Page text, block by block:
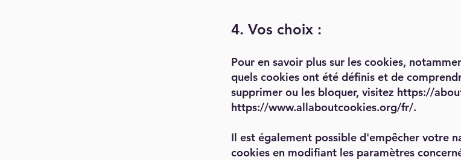
4. Vos choix :
Pour en savoir plus sur les cookies,
quels cookies ont été définis et de
supprimer ou les bloquer, visitez https://
https://www.allaboutcookies.org/fr/.
Il est également possible d'empêcher votre
cookies en modifiant les paramètres